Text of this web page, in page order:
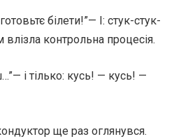
білети!”— І: стук-стук-
контрольна процесія.
і тілько: кусь! — кусь! —
ще раз оглянувся.